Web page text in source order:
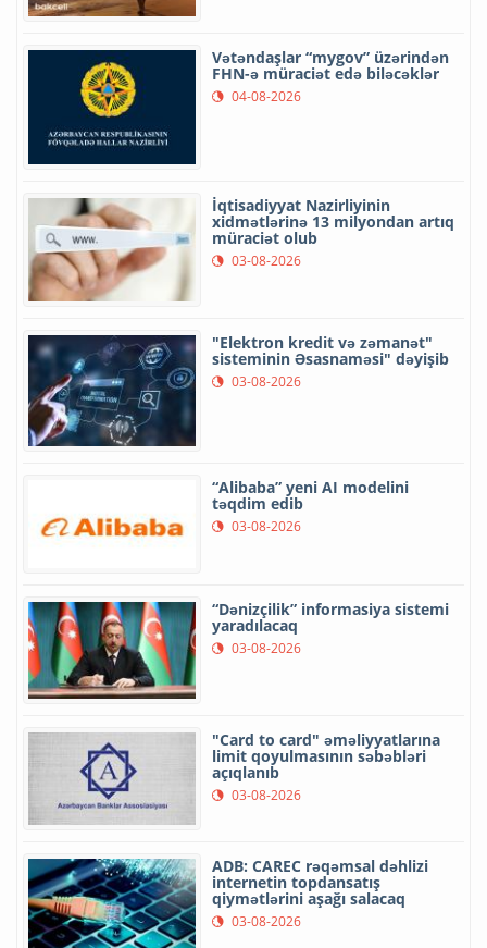
Vətəndaşlar “mygov” üzərindən
FHN-ə müraciət edə biləcəklər
04-08-2026
İqtisadiyyat Nazirliyinin
xidmətlərinə 13 milyondan artıq
müraciət olub
03-08-2026
"Elektron kredit və zəmanət"
sisteminin Əsasnaməsi" dəyişib
03-08-2026
“Alibaba” yeni AI modelini
təqdim edib
03-08-2026
“Dənizçilik” informasiya sistemi
yaradılacaq
03-08-2026
"Card to card" əməliyyatlarına
limit qoyulmasının səbəbləri
açıqlanıb
03-08-2026
ADB: CAREC rəqəmsal dəhlizi
internetin topdansatış
qiymətlərini aşağı salacaq
03-08-2026